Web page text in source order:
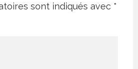
sont indiqués avec *